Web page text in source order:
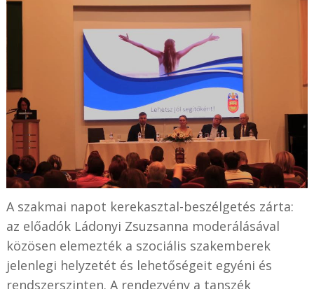
A szakmai napot kerekasztal-beszélgetés zárta:
az előadók Ládonyi Zsuzsanna moderálásával
közösen elemezték a szociális szakemberek
jelenlegi helyzetét és lehetőségeit egyéni és
rendszerszinten. A rendezvény a tanszék